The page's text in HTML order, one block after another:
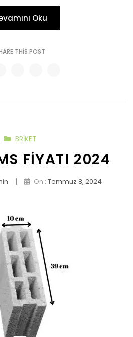
Oku
THIS POST
BRIKET
FIYATI 2024
| On : Temmuz 8, 2024